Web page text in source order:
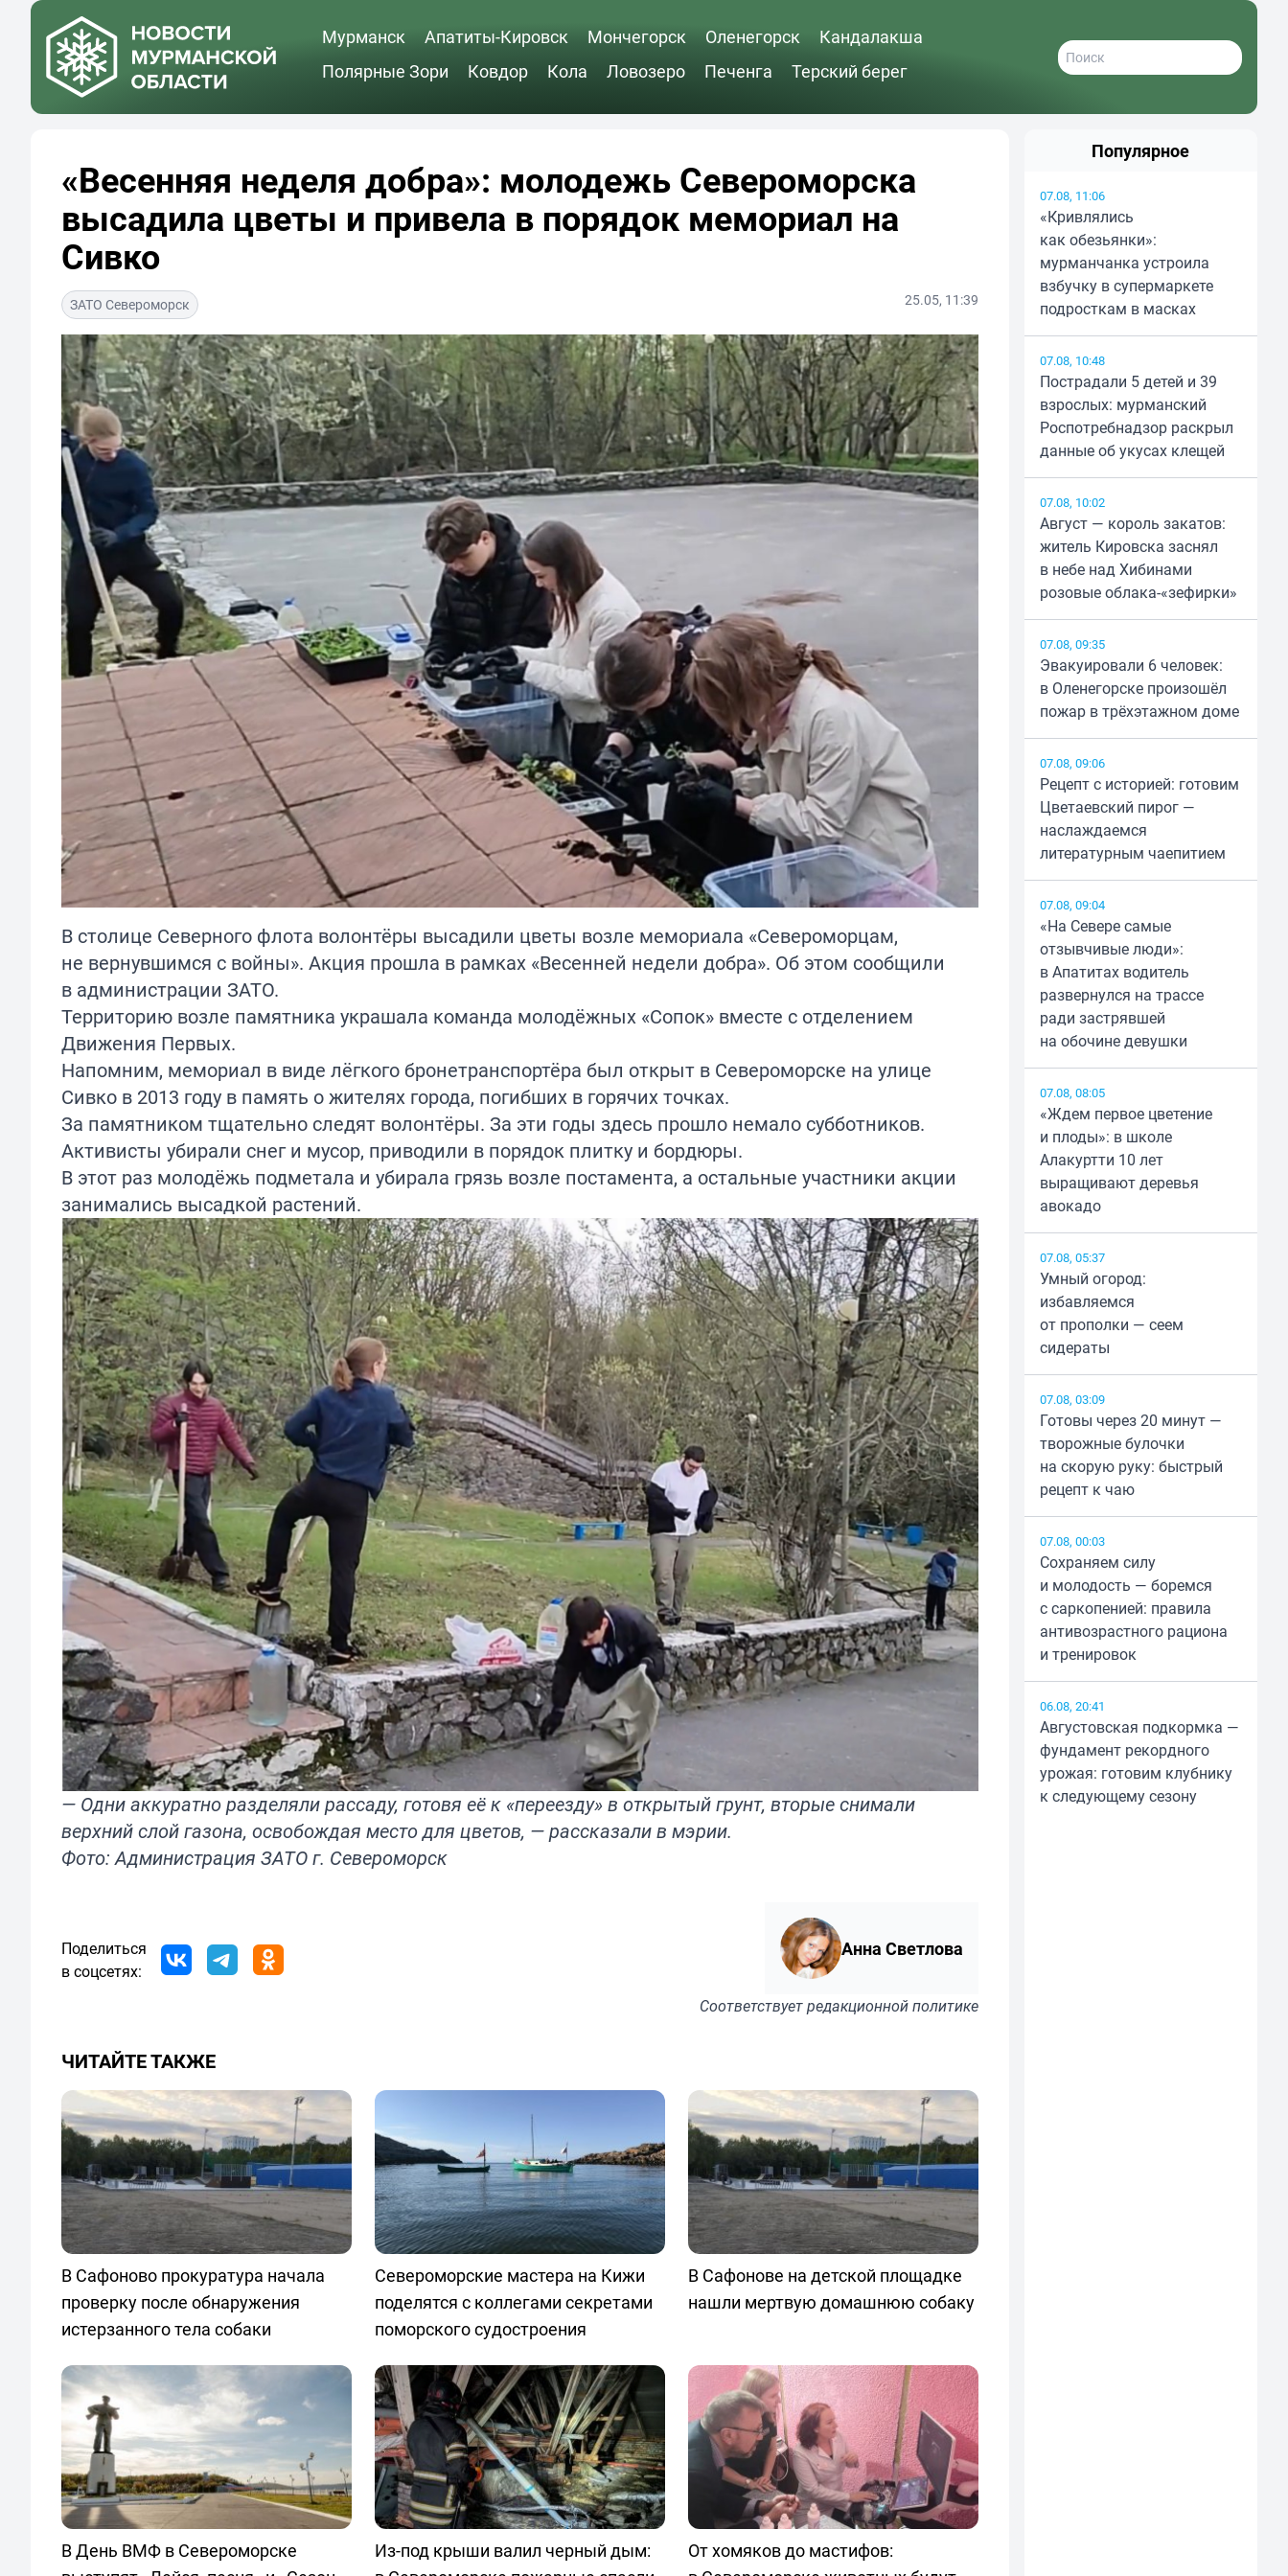
Мурманск Апатиты-Кировск Мончегорск Оленегорск
Кандалакша
Полярные Зори
Ковдор Кола Ловозеро Печенга Терский берег
«Весенняя неделя добра»: молодежь Североморска
высадила цветы и привела в порядок мемориал на
Сивко
ЗАТО Североморск 25.05, 11:39
В столице Северного флота волонтёры высадили цветы возле мемориала «Североморцам,
не вернувшимся с войны». Акция прошла в рамках «Весенней недели добра». Об этом сообщили
в администрации ЗАТО.
Территорию возле памятника украшала команда молодёжных «Сопок» вместе с отделением
Движения Первых.
Напомним, мемориал в виде лёгкого бронетранспортёра был открыт в Североморске на улице
Сивко в 2013 году в память о жителях города, погибших в горячих точках.
За памятником тщательно следят волонтёры. За эти годы здесь прошло немало субботников.
Активисты убирали снег и мусор, приводили в порядок плитку и бордюры.
В этот раз молодёжь подметала и убирала грязь возле постамента, а остальные участники акции
занимались высадкой растений.
— Одни аккуратно разделяли рассаду, готовя её к «переезду» в открытый грунт, вторые снимали
верхний слой газона, освобождая место для цветов, — рассказали в мэрии.
Фото: Администрация ЗАТО г. Североморск
Поделиться
в соцсетях:
Анна Светлова
Соответствуетредакционной политике
ЧИТАЙТЕ ТАКЖЕ
В Сафоново прокуратура начала
проверку после обнаружения
истерзанного тела собаки
Североморские мастера на Кижи
поделятся с коллегами секретами
поморского судостроения
В Сафонове на детской площадке
нашли мертвую домашнюю собаку
В День ВМФ в Североморске
Из-под крыши валил черный дым:
От хомяков до мастифов:
Популярное
07.08, 11:06
«Кривлялись
как обезьянки»:
мурманчанка устроила
взбучку в супермаркете
подросткам в масках
07.08, 10:48
Пострадали 5 детей и 39
взрослых: мурманский
Роспотребнадзор раскрыл
данные об укусах клещей
07.08, 10:02
Август — король закатов:
житель Кировска заснял
в небе над Хибинами
розовые облака-«зефирки»
07.08, 09:35
Эвакуировали 6 человек:
в Оленегорске произошёл
пожар в трёхэтажном доме
07.08, 09:06
Рецепт с историей: готовим
Цветаевский пирог —
наслаждаемся
литературным чаепитием
07.08, 09:04
«На Севере самые
отзывчивые люди»:
в Апатитах водитель
развернулся на трассе
ради застрявшей
на обочине девушки
07.08, 08:05
«Ждем первое цветение
и плоды»: в школе
Алакуртти 10 лет
выращивают деревья
авокадо
07.08, 05:37
Умный огород:
избавляемся
от прополки — сеем
сидераты
07.08, 03:09
Готовы через 20 минут —
творожные булочки
на скорую руку: быстрый
рецепт к чаю
07.08, 00:03
Сохраняем силу
и молодость — боремся
с саркопенией: правила
антивозрастного рациона
и тренировок
06.08, 20:41
Августовская подкормка —
фундамент рекордного
урожая: готовим клубнику
к следующему сезону